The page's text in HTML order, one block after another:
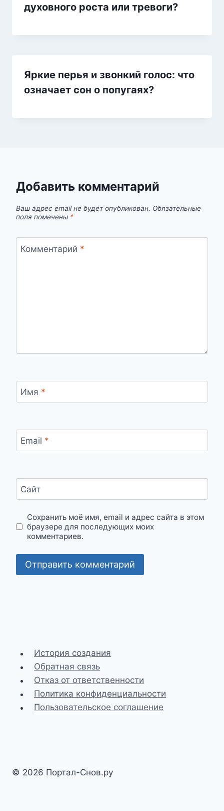
духовного роста или тревоги?
Яркие перья и звонкий голос: что
означает сон о попугаях?
Добавить комментарий
Ваш адрес email не будет опубликован. Обязательные
поля помечены *
Комментарий *
Имя *
Email *
Сайт
Сохранить моё имя, email и адрес сайта в этом
браузере для последующих моих
комментариев.
История создания
Обратная связь
Отказ от ответственности
Политика конфиденциальности
Пользовательское соглашение
© 2026 Портал-Снов.ру